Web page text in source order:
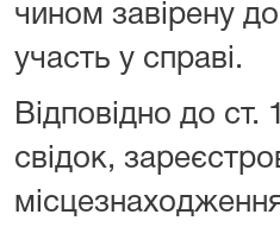
чином завірену
участь у справі.
Відповідно до
свідок,